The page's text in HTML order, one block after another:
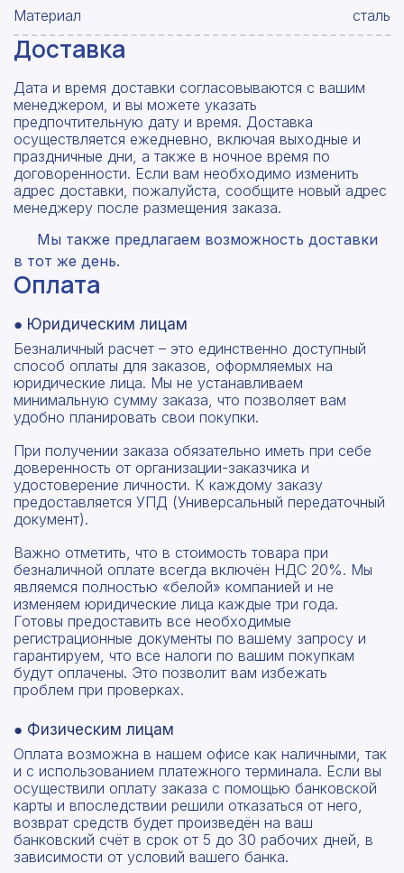
Материал сталь
Доставка
Дата и время доставки согласовываются с вашим
менеджером, и вы можете указать
предпочтительную дату и время. Доставка
осуществляется ежедневно, включая выходные и
праздничные дни, а также в ночное время по
договоренности. Если вам необходимо изменить
адрес доставки, пожалуйста, сообщите новый адрес
менеджеру после размещения заказа.
Мы также предлагаем возможность доставки
в тот же день.
Оплата
● Юридическим лицам
Безналичный расчет – это единственно доступный
способ оплаты для заказов, оформляемых на
юридические лица. Мы не устанавливаем
минимальную сумму заказа, что позволяет вам
удобно планировать свои покупки.
При получении заказа обязательно иметь при себе
доверенность от организации-заказчика и
удостоверение личности. К каждому заказу
предоставляется УПД (Универсальный передаточный
документ).
Важно отметить, что в стоимость товара при
безналичной оплате всегда включён НДС 20%. Мы
являемся полностью «белой» компанией и не
изменяем юридические лица каждые три года.
Готовы предоставить все необходимые
регистрационные документы по вашему запросу и
гарантируем, что все налоги по вашим покупкам
будут оплачены. Это позволит вам избежать
проблем при проверках.
● Физическим лицам
Оплата возможна в нашем офисе как наличными, так
и с использованием платежного терминала. Если вы
осуществили оплату заказа с помощью банковской
карты и впоследствии решили отказаться от него,
возврат средств будет произведён на ваш
банковский счёт в срок от 5 до 30 рабочих дней, в
зависимости от условий вашего банка.